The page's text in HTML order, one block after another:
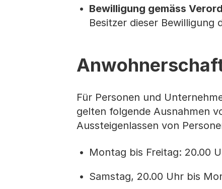
Bewilligung gemäss
Besitzer dieser Bewilligung
Für Personen und
gelten folgende Ausnahmen
Aussteigenlassen von
Montag bis Freitag: 20.00
Samstag, 20.00 Uhr bis